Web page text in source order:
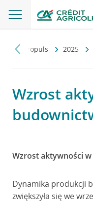
Makropuls 2025
Wzrost
Wzrost aktywności
Dynamika produkcji
zwiększyła się we